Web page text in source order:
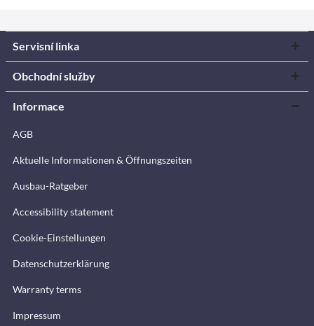
Servisní linka
Obchodní služby
Informace
AGB
Aktuelle Informationen & Öffnungszeiten
Ausbau-Ratgeber
Accessibility statement
Cookie-Einstellungen
Datenschutzerklärung
Warranty terms
Impressum